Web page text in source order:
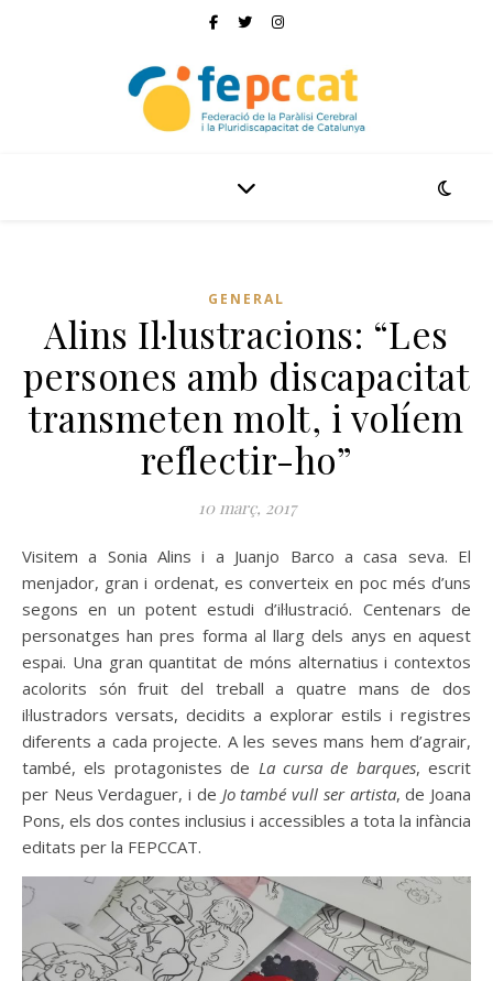
GENERAL
Alins Il·lustracions: “Les
persones amb discapacitat
transmeten molt, i volíem
reflectir-ho”
10 març, 2017
Visitem a Sonia Alins i a Juanjo Barco a casa seva. El
menjador, gran i ordenat, es converteix en poc més d’uns
segons en un potent estudi d’il·lustració. Centenars de
personatges han pres forma al llarg dels anys en aquest
espai. Una gran quantitat de móns alternatius i contextos
acolorits són fruit del treball a quatre mans de dos
il·lustradors versats, decidits a explorar estils i registres
diferents a cada projecte. A les seves mans hem d’agrair,
també, els protagonistes de La cursa de barques, escrit
per Neus Verdaguer, i de Jo també vull ser artista, de Joana
Pons, els dos contes inclusius i accessibles a tota la infància
editats per la FEPCCAT.